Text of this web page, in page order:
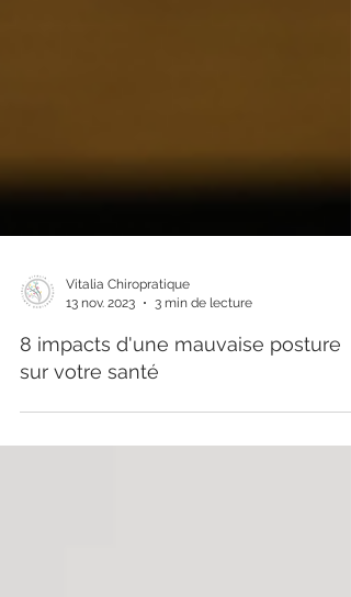
13 nov. 2023
3 min de lecture
8 impacts d'une mauvaise posture
sur votre santé